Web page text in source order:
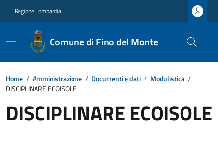
Regione Lombardia
Comune di Fino del Monte
Home / Amministrazione / Documenti e dati / Modulistica /
DISCIPLINARE ECOISOLE
DISCIPLINARE ECOISOLE